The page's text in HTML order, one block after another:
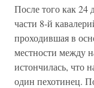
После того как 24
части 8-й
проходившая в
местности между
истончилась, что
один пехотинец.